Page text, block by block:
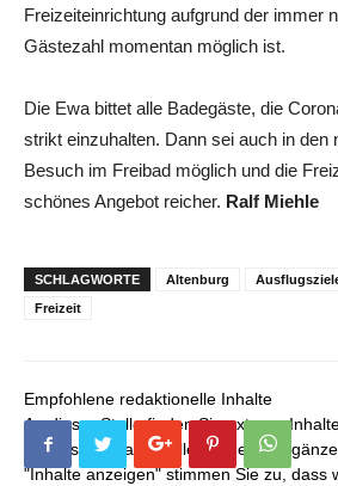
Freizeiteinrichtung aufgrund der immer
Gästezahl momentan möglich ist.
Die Ewa bittet alle Badegäste, die
strikt einzuhalten. Dann sei auch in den
Besuch im Freibad möglich und die
schönes Angebot reicher. Ralf Miehle
SCHLAGWORTE Altenburg
Freizeit
Empfohlene redaktionelle Inhalte
An dieser Stelle finden Sie externe
die unser redaktionelles Angebot
"Inhalte anzeigen" stimmen Sie zu, dass